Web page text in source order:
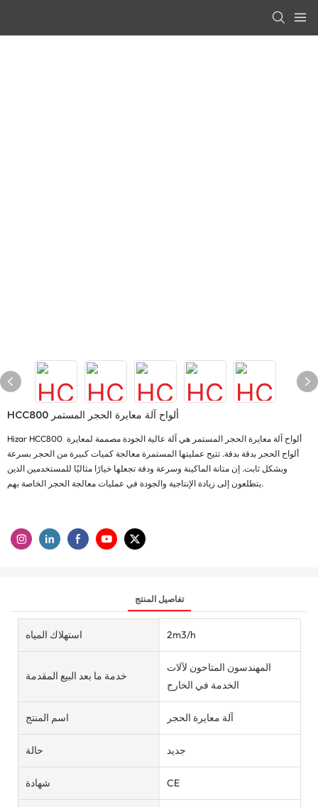
HCC800 ألواح آلة معايرة الحجر المستمر
Hizar HCC800 ألواح آلة معايرة الحجر المستمر هي آلة عالية الجودة مصممة لمعايرة
ألواح الحجر بدقة بدقة. تتيح عمليتها المستمرة معالجة كميات كبيرة من الحجر بسرعة
وبشكل ثابت. إن متانة الماكينة وسرعة ودقة تجعلها خيارًا مثاليًا للمستخدمين الذين
يتطلعون إلى زيادة الإنتاجية والجودة في عمليات معالجة الحجر الخاصة بهم.
تفاصيل المنتج
استهلاك المياه 2m3/h
خدمة ما بعد البيع المقدمة
المهندسون المتاحون لآلات
الخدمة في الخارج
اسم المنتج آلة معايرة الحجر
حالة جديد
شهادة CE